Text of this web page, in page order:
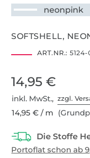
neonpink
SOFTSHELL,
ART.NR.: 5124-
14,95 €
inkl. MwSt.,zzgl.
14,95 € / m